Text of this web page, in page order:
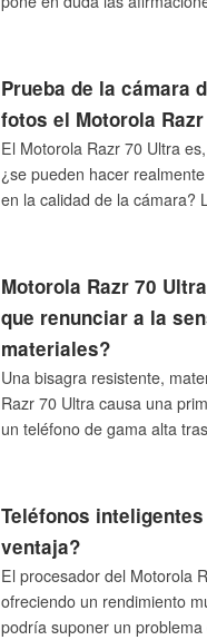
Prueba de la cámara
fotos el Motorola
El Motorola Razr 70 Ultra
¿se pueden hacer
en la calidad de la cámara?
Motorola Razr 70
que renunciar a la
materiales?
Una bisagra resistente,
Razr 70 Ultra causa una
un teléfono de gama alta
Teléfonos
ventaja?
El procesador del Motorola
ofreciendo un rendimiento
podría suponer un